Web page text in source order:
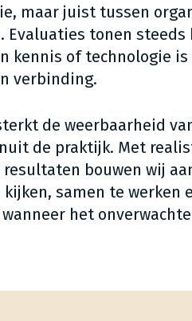
maar juist tussen
Evaluaties tonen
kennis of technologie
verbinding.
de weerbaarheid
de praktijk. Met
resultaten bouwen wij
samen te werken
het